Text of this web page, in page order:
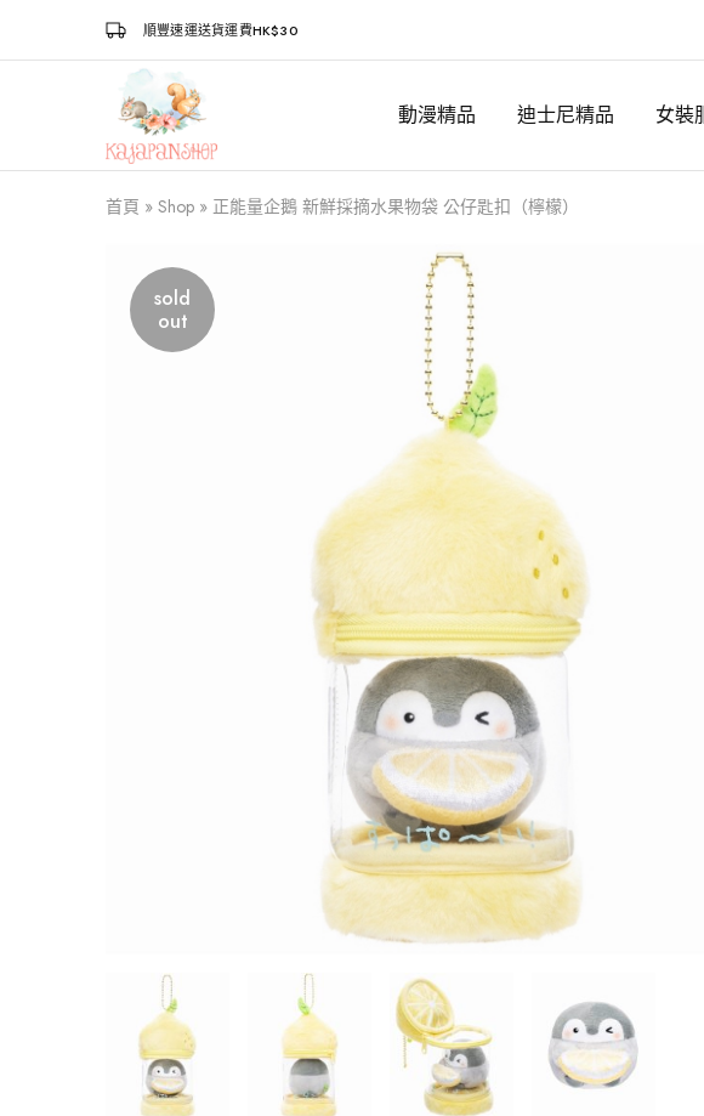
順豐速運送貨運費HK$30
Kajapanshop
日
韓
百
貨
店
動漫精品 迪士尼精品 女裝
首頁 » Shop » 正能量企鵝 新鮮採摘水果物袋 公仔匙扣（檸檬）
sold
out